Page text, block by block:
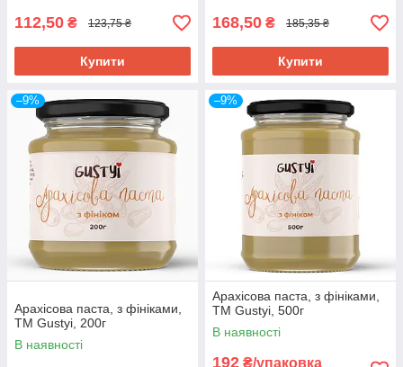
112,50 ₴ 123,75 ₴
Купити
168,50 ₴ 185,35 ₴
Купити
–9%
Арахісова паста, з фініками,
ТМ Gustyi, 200г
В наявності
–9%
Арахісова паста, з фініками,
ТМ Gustyi, 500г
В наявності
192 ₴/упаковка